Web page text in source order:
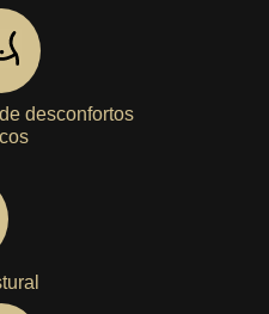
desconfortos